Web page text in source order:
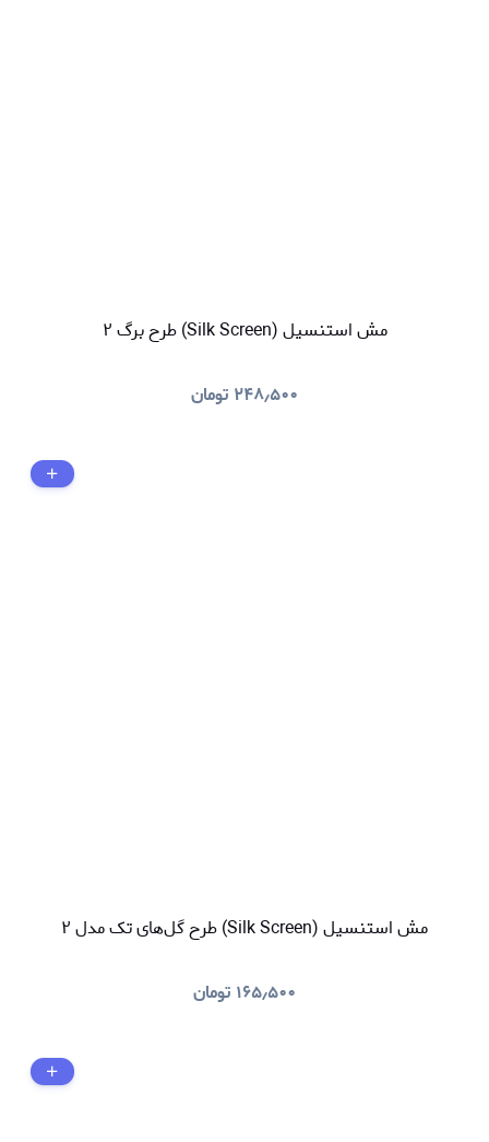
مش استنسیل (Silk Screen) طرح برگ ۲
۲۴۸٫۵۰۰ تومان
مش استنسیل (Silk Screen) طرح گل‌های تک مدل ۲
۱۶۵٫۵۰۰ تومان